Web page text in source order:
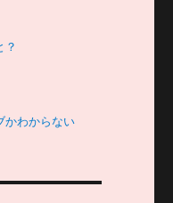
？
かわからない